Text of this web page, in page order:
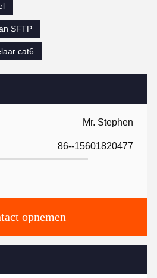
Mr. Stephen
86--15601820477
opnemen
SFTP
cat6